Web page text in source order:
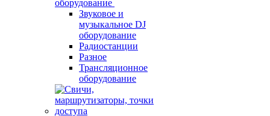
оборудование
Звуковое и
музыкальное DJ
оборудование
Радиостанции
Разное
Трансляционное
оборудование